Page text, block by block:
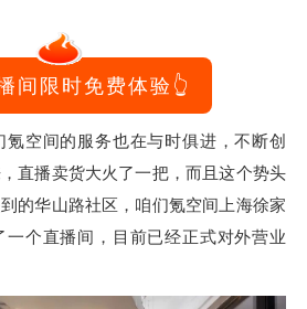
间限时免费体验👆
氪空间的服务也在与时俱进，不断创
直播卖货大火了一把，而且这个势头
的华山路社区，咱们氪空间上海徐家
个直播间，目前已经正式对外营业